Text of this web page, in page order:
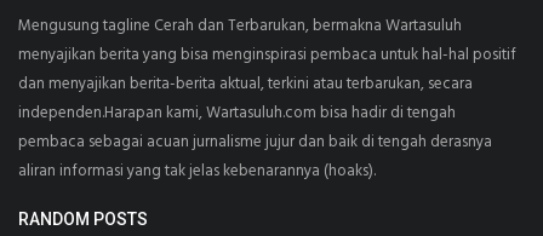
Mengusung tagline Cerah dan Terbarukan, bermakna Wartasuluh
menyajikan berita yang bisa menginspirasi pembaca untuk hal-hal positif
dan menyajikan berita-berita aktual, terkini atau terbarukan, secara
independen.Harapan kami, Wartasuluh.com bisa hadir di tengah
pembaca sebagai acuan jurnalisme jujur dan baik di tengah derasnya
aliran informasi yang tak jelas kebenarannya (hoaks).
RANDOM POSTS